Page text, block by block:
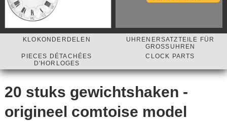
KLOKONDERDELEN
UHRENERSATZTEILE FÜR
GROSSUHREN
PIECES DÉTACHÉES
D'HORLOGES
CLOCK PARTS
20 stuks gewichtshaken -
origineel comtoise model